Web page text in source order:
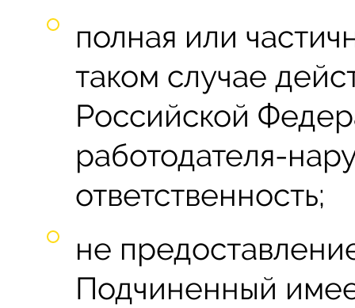
полная или
таком случае
Российской
работодателя-
ответственность;
не
Подчиненный